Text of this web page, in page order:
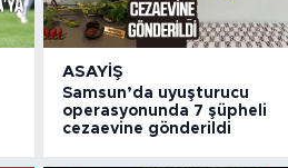
ASAYIŞ
Samsun’da uyuşturucu
operasyonunda 7 şüpheli
cezaevine gönderildi